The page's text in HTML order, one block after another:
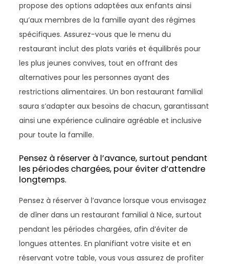
propose des options adaptées aux enfants ainsi
qu’aux membres de la famille ayant des régimes
spécifiques. Assurez-vous que le menu du
restaurant inclut des plats variés et équilibrés pour
les plus jeunes convives, tout en offrant des
alternatives pour les personnes ayant des
restrictions alimentaires. Un bon restaurant familial
saura s’adapter aux besoins de chacun, garantissant
ainsi une expérience culinaire agréable et inclusive
pour toute la famille.
Pensez à réserver à l’avance, surtout pendant
les périodes chargées, pour éviter d’attendre
longtemps.
Pensez à réserver à l’avance lorsque vous envisagez
de dîner dans un restaurant familial à Nice, surtout
pendant les périodes chargées, afin d’éviter de
longues attentes. En planifiant votre visite et en
réservant votre table, vous vous assurez de profiter